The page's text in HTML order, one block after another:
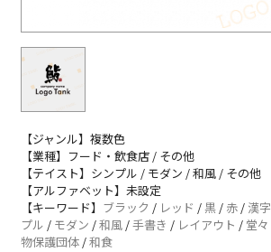
【ジャンル】複数色
【業種】フード・飲食店 / その他
【テイスト】シンプル / モダン / 和風 / その他
【アルファベット】未設定
【キーワード】 ブラック / レッド /黒 / 赤 / 漢字
プル / モダン /和風 /手書き / レイアウト / 堂々
物保護団体 /和食